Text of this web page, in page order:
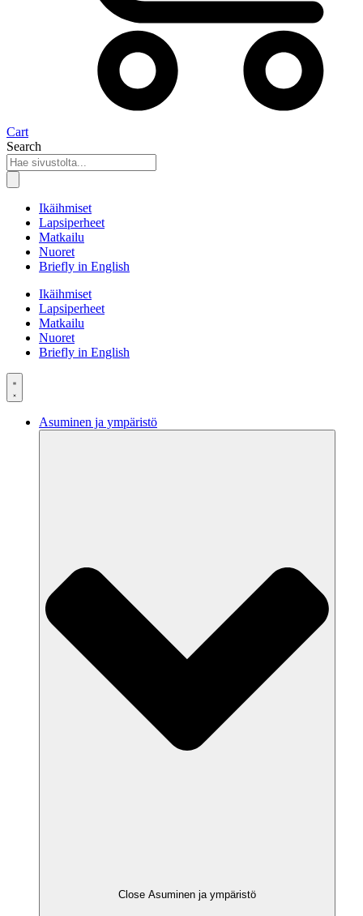
Cart
Search
Ikäihmiset
Lapsiperheet
Matkailu
Nuoret
Briefly in English
Ikäihmiset
Lapsiperheet
Matkailu
Nuoret
Briefly in English
Asuminen ja ympäristö
Close Asuminen ja ympäristö